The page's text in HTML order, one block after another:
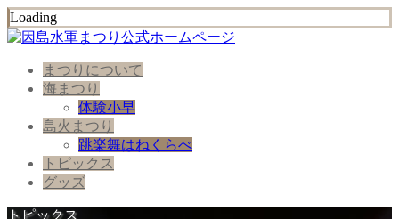
Loading
まつりについて
海まつり
体験小早
島火まつり
跳楽舞はねくらべ
トピックス
グッズ
トピックス